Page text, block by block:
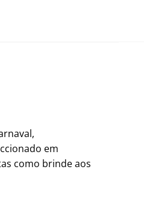
em
como brinde aos